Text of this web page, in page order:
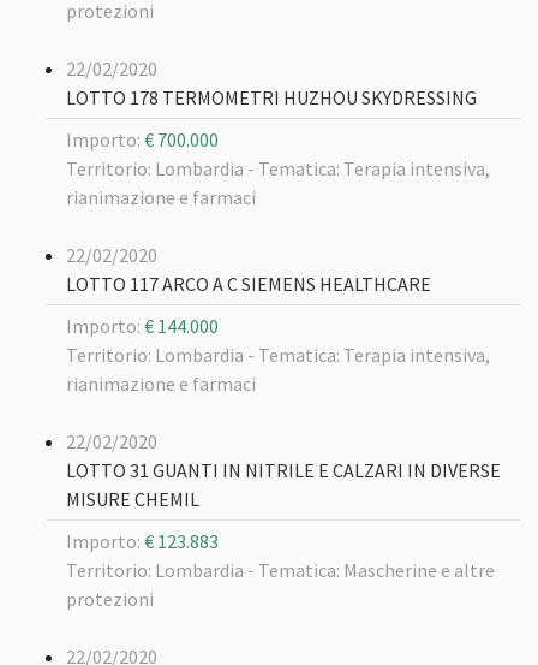
protezioni
22/02/2020
LOTTO 178 TERMOMETRI HUZHOU SKYDRESSING
Importo: € 700.000
Territorio: Lombardia - Tematica: Terapia intensiva,
rianimazione e farmaci
22/02/2020
LOTTO 117 ARCO A C SIEMENS HEALTHCARE
Importo: € 144.000
Territorio: Lombardia - Tematica: Terapia intensiva,
rianimazione e farmaci
22/02/2020
LOTTO 31 GUANTI IN NITRILE E CALZARI IN DIVERSE
MISURE CHEMIL
Importo: € 123.883
Territorio: Lombardia - Tematica: Mascherine e altre
protezioni
22/02/2020